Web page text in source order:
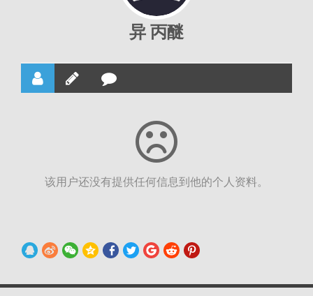
异 丙醚
该用户还没有提供任何信息到他的个人资料。